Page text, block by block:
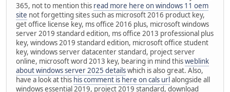
365, not to mention this read more here on windows 11 oem
site not forgetting sites such as microsoft 2016 product key,
get office license key, ms office 2016 plus, microsoft windows
server 2019 standard edition, ms office 2013 professional plus
key, windows 2019 standard edition, microsoft office student
key, windows server datacenter standard, project server
online, microsoft word 2013 key, bearing in mind thisweblink
about windows server 2025 detailswhich is also great. Also,
have a look at this his comment is here on cals urlalongside all
windows essential 2019, project 2019 standard, download